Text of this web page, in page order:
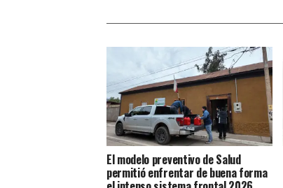
El modelo preventivo de Salud
permitió enfrentar de buena forma